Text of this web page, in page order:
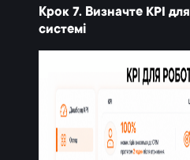
Крок 7. Визначте KPI
системі